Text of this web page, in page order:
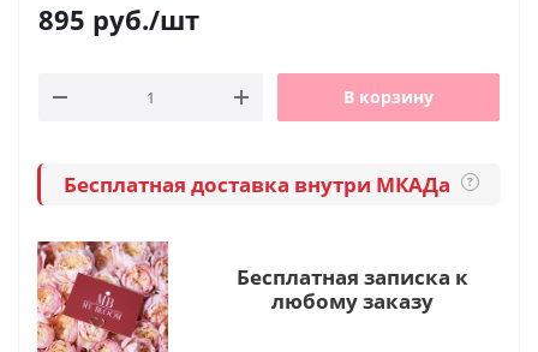
895 руб./шт
В корзину
Бесплатная доставка внутри МКАДа ?
Бесплатная записка к
любому заказу